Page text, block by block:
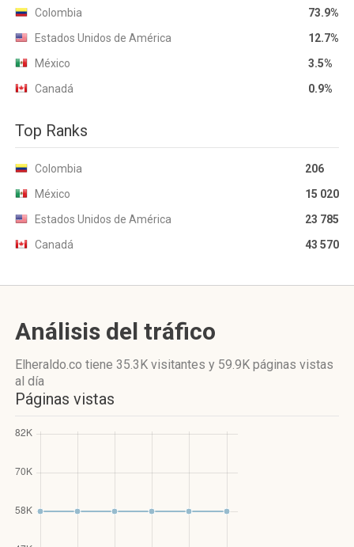
Colombia
73.9%
Estados Unidos de América
12.7%
México
3.5%
Canadá
0.9%
Top Ranks
Colombia
206
México
15 020
Estados Unidos de América
23 785
Canadá
43 570
Análisis del tráfico
Elheraldo.co tiene 35.3K visitantes y 59.9K páginas vistas
al día
Páginas vistas